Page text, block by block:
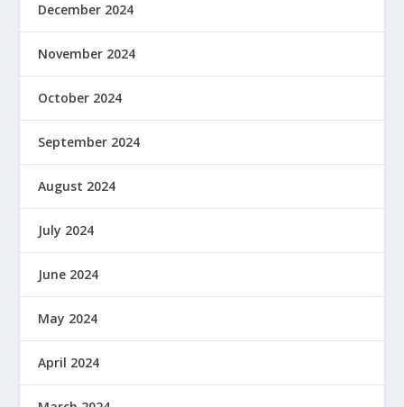
December 2024
November 2024
October 2024
September 2024
August 2024
July 2024
June 2024
May 2024
April 2024